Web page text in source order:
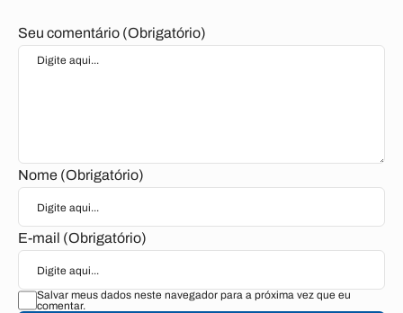
Seu comentário (Obrigatório)
Nome (Obrigatório)
E-mail (Obrigatório)
Salvar meus dados neste navegador para a próxima vez que eu
comentar.